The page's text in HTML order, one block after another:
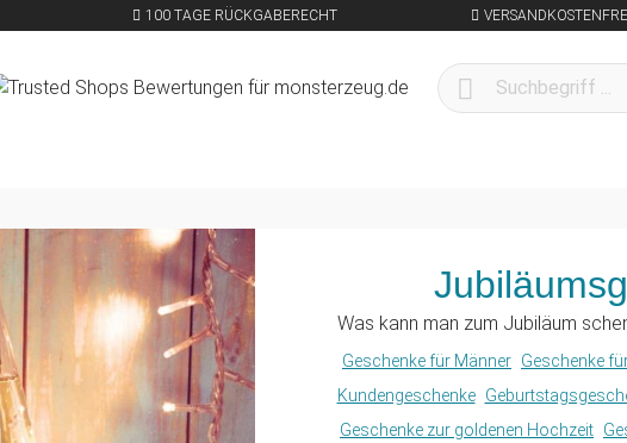
100 TAGE RÜCKGABERECHT
Was kann man zum Jubiläum
Geschenke für Männer Geschenke
Kundengeschenke
Geschenke zur goldenen Hochzeit